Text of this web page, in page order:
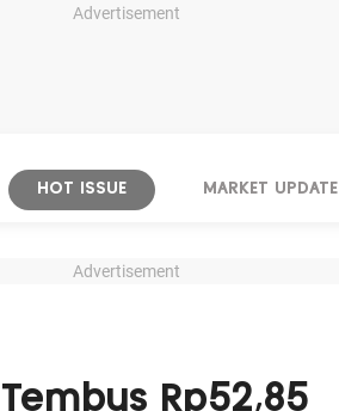
Advertisement
HOT ISSUE MARKET UPDATE
Advertisement
Rp52,85